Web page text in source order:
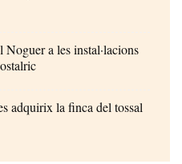
a les instal·lacions
adquirix la finca del tossal